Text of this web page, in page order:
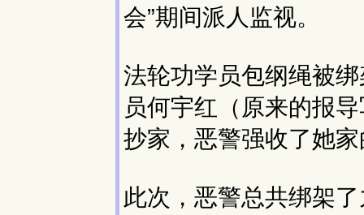
会”期间派人监视。
法轮功学员包纲绳被
员何宇红（原来的报
抄家，恶警强收了她
此次，恶警总共绑架